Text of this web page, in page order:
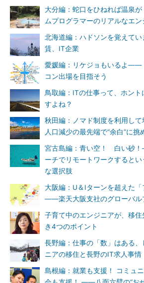
全国各地のU＆I
ちが、地方での
Iターン、Jターンに興味のある方は、ぜ
い。
ご当地ITライター募集
現在、または元ITエンジニアかIT企業社
る地域へUターン／Iターン／Jターンし、
る方は、下記まで連絡ください。
＠IT自分戦略研究所 代表メール「
atmarkit.co.jp」（＠を半角にして
＠IT自分戦略研究所 Facebookペー
＠IT自分戦略研究所 公式Twitter
坂東勇気
フルスタック系
なエンジニア、
GTラボ代表取締
大分編：蛇口をひねれば温泉
ムプログラマーのリアルなエ
北海道編：ハドソンを覚えて
賃、IT企業
愛媛編：リケジョもいるよ――
コン出場を目指そう
鳥取編：ITの仕事って、ホン
すよね？
秋田編：ノマド制度を利用し
人口減少の最先端で“余白”に挑
宮古島編：青い空！ 白い砂
ーチでリモートワークすると
な選択肢
大阪編：U＆Iターンを超えた
――楽天大阪支社のグローバル
子育て中のエンジニアが、移
き4つのポイント
長野編：仕事の「数」はある
ニアの移住と長野のIT求人事情
島根編：就業も支援！ コミュ